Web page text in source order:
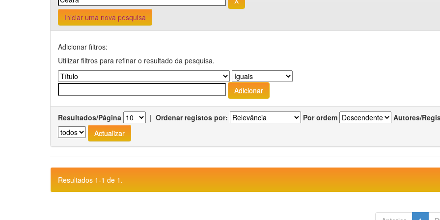
Iniciar uma nova pesquisa
Adicionar filtros:
Utilizar filtros para refinar o resultado da pesquisa.
Resultados/Página | Ordenar registos por: Por ordem Autores/
Resultados 1-1 de 1.